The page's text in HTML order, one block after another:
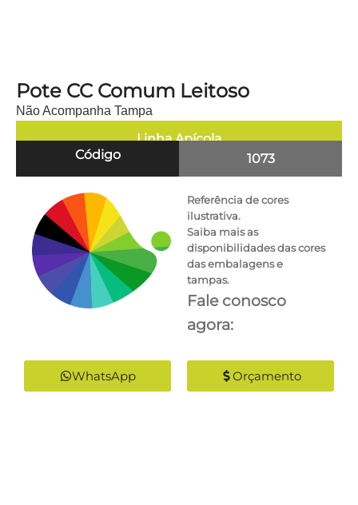
Pote CC Comum Leitoso
Não Acompanha Tampa
Linha Apícola
Código
1073
Referência de cores
ilustrativa.
Saiba mais as
disponibilidades das cores
das embalagens e
tampas.
Fale conosco
agora:
WhatsApp Orçamento